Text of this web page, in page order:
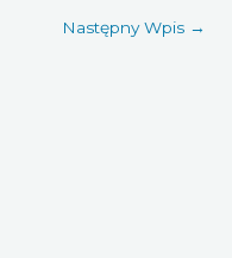
Następny Wpis →